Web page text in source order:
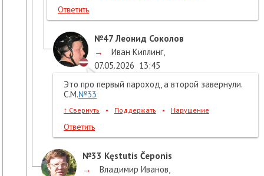
Ответить
№47Леонид Соколов
→
Иван Киплинг,
07.05.2026 13:45
Это про первый пароход, а второй завернули.
С.М.№33
↑ Свернуть • Поддержать • Нарушение
Ответить
№33 Kęstutis Čeponis
→
Владимир Иванов,